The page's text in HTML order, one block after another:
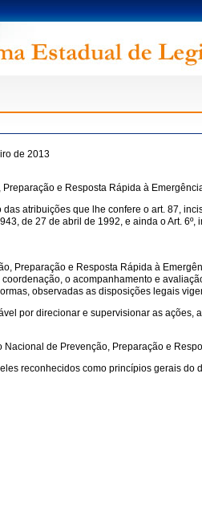
de 2013
e Resposta Rápida à
das atribuições que lhe confere o art. 87,
de 27 de abril de 1992, e ainda o Art.
Preparação e Resposta Rápida à
o acompanhamento e
observadas as disposições legais
por direcionar e supervisionar as
de Prevenção, Preparação e
reconhecidos como princípios gerais do